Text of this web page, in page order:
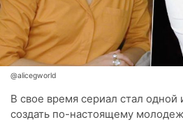
@alicegworld
В свое время сериал стал одной
создать по-настоящему